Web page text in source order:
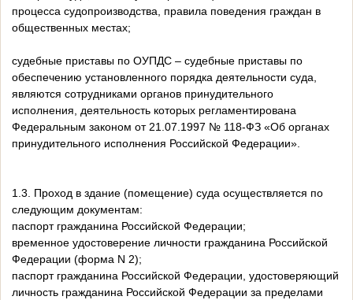
процесса судопроизводства, правила поведения граждан в
общественных местах;
судебные приставы по ОУПДС – судебные приставы по
обеспечению установленного порядка деятельности суда,
являются сотрудниками органов принудительного
исполнения, деятельность которых регламентирована
Федеральным законом от 21.07.1997 № 118-ФЗ «Об органах
принудительного исполнения Российской Федерации».
1.3. Проход в здание (помещение) суда осуществляется по
следующим документам:
паспорт гражданина Российской Федерации;
временное удостоверение личности гражданина Российской
Федерации (форма N 2);
паспорт гражданина Российской Федерации, удостоверяющий
личность гражданина Российской Федерации за пределами